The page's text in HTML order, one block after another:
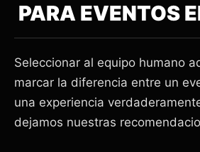
PARA EVENTOS
Seleccionar al equipo humano
marcar la diferencia entre un
una experiencia
dejamos nuestras